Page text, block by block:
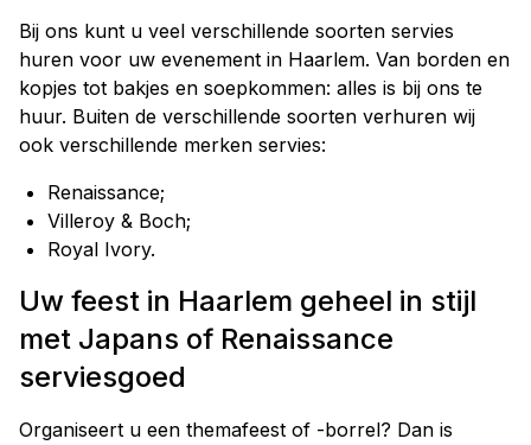
Bij ons kunt u veel verschillende soorten servies
huren voor uw evenement in Haarlem. Van borden en
kopjes tot bakjes en soepkommen: alles is bij ons te
huur. Buiten de verschillende soorten verhuren wij
ook verschillende merken servies:
Renaissance;
Villeroy & Boch;
Royal Ivory.
Uw feest in Haarlem geheel in stijl
met Japans of Renaissance
serviesgoed
Organiseert u een themafeest of -borrel? Dan is